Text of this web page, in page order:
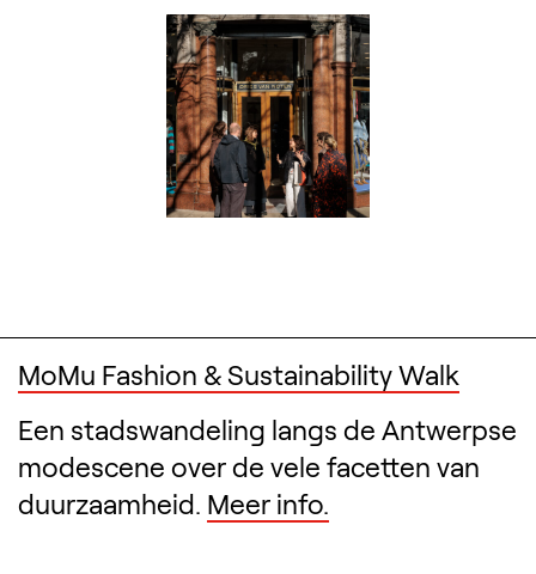
MoMu Fashion & Sustainability Walk
Een stadswandeling langs de Antwerpse
modescene over de vele facetten van
duurzaamheid. Meer info.